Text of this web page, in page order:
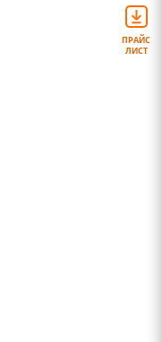
ПРАЙС
ЛИСТ